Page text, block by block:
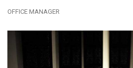
OFFICE MANAGER